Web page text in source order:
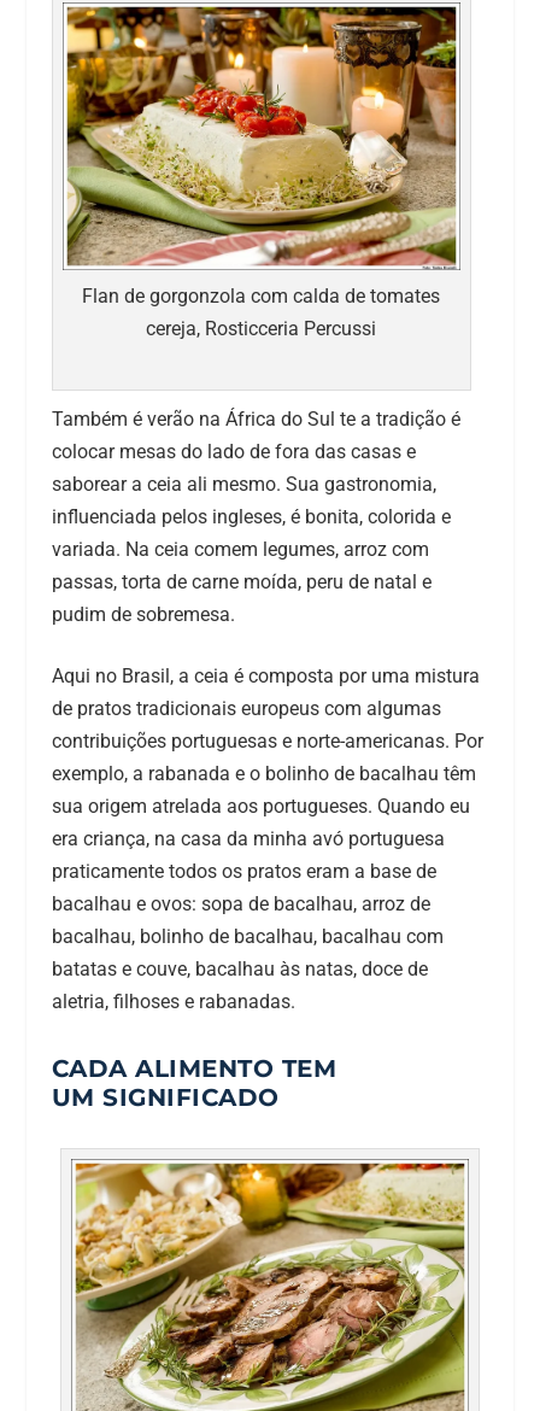
Flan de gorgonzola com calda de tomates
cereja, Rosticceria Percussi
Também é verão na África do Sul te a tradição é
colocar mesas do lado de fora das casas e
saborear a ceia ali mesmo. Sua gastronomia,
influenciada pelos ingleses, é bonita, colorida e
variada. Na ceia comem legumes, arroz com
passas, torta de carne moída, peru de natal e
pudim de sobremesa.
Aqui no Brasil, a ceia é composta por uma mistura
de pratos tradicionais europeus com algumas
contribuições portuguesas e norte-americanas. Por
exemplo, a rabanada e o bolinho de bacalhau têm
sua origem atrelada aos portugueses. Quando eu
era criança, na casa da minha avó portuguesa
praticamente todos os pratos eram a base de
bacalhau e ovos: sopa de bacalhau, arroz de
bacalhau, bolinho de bacalhau, bacalhau com
batatas e couve, bacalhau às natas, doce de
aletria, filhoses e rabanadas.
CADA ALIMENTO TEM
UM SIGNIFICADO